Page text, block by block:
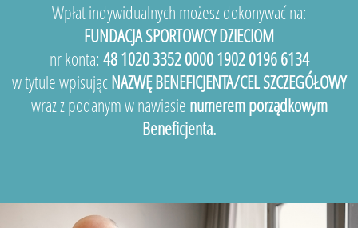
Wpłat indywidualnych możesz dokonywać na:
FUNDACJA SPORTOWCY DZIECIOM
nr konta: 48 1020 3352 0000 1902 0196 6134
w tytule wpisującNAZWĘ BENEFICJENTA/CEL SZCZEGÓŁOWY
wraz z podanym w nawiasie numerem porządkowym
Beneficjenta.